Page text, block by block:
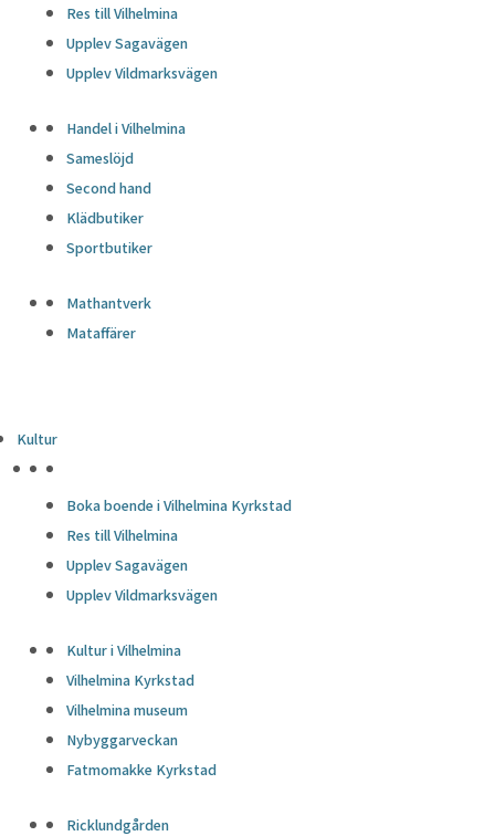
Res till Vilhelmina
Upplev Sagavägen
Upplev Vildmarksvägen
Handel i Vilhelmina
Sameslöjd
Second hand
Klädbutiker
Sportbutiker
Mathantverk
Mataffärer
Kultur
Boka boende i Vilhelmina Kyrkstad
Res till Vilhelmina
Upplev Sagavägen
Upplev Vildmarksvägen
Kultur i Vilhelmina
Vilhelmina Kyrkstad
Vilhelmina museum
Nybyggarveckan
Fatmomakke Kyrkstad
Ricklundgården